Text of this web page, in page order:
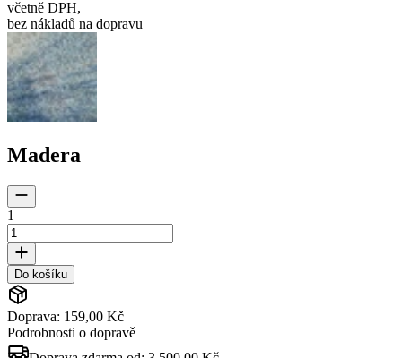
včetně DPH,
bez nákladů na dopravu
Madera
1
Do košíku
Doprava: 159,00 Kč
Podrobnosti o dopravě